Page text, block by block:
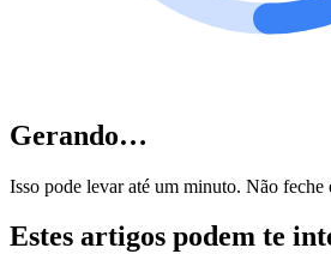
Gerando…
Isso pode levar até um minuto. Não feche
Estes artigos podem te